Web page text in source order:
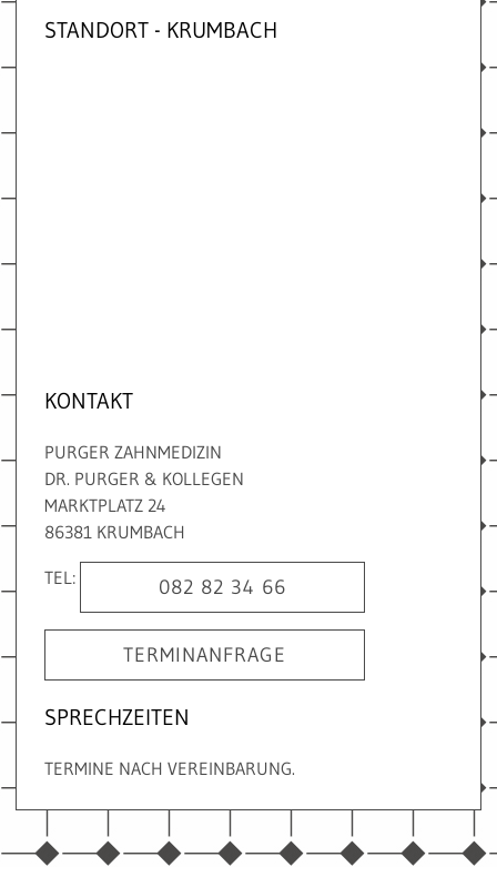
STANDORT - KRUMBACH
KONTAKT
PURGER ZAHNMEDIZIN
DR. PURGER & KOLLEGEN
MARKTPLATZ 24
86381 KRUMBACH
TEL: 082 82 34 66
TERMINANFRAGE
SPRECHZEITEN
TERMINE NACH VEREINBARUNG.